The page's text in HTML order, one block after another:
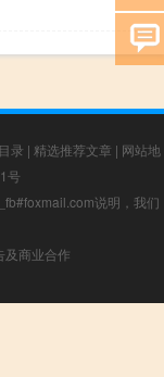
录 | 精选推荐文章 | 网站地
号
说明，我们
及商业合作